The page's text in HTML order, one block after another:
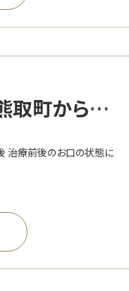
取町からお
治療前後のお口の状態に